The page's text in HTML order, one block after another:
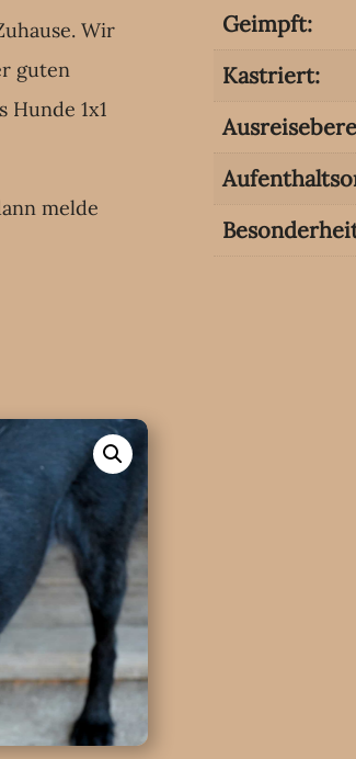
Wir
guten
Hunde 1x1
melde
Geimpft:
Kastriert: